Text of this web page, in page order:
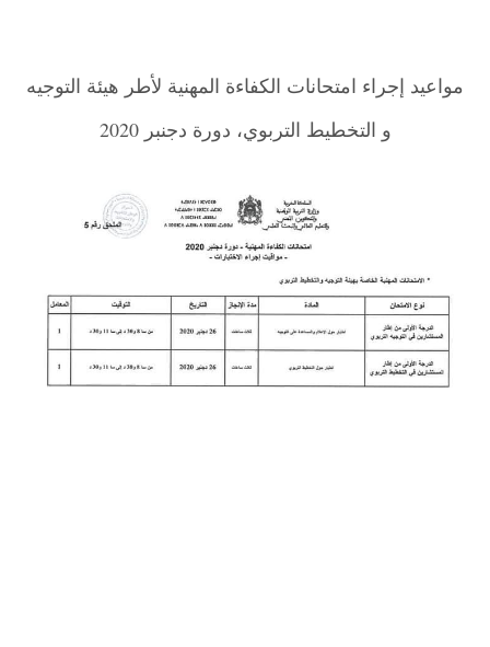
مواعيد إجراء امتحانات الكفاءة المهنية لأطر هيئة التوجيه
و التخطيط التربوي، دورة دجنبر 2020